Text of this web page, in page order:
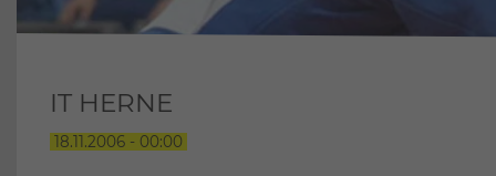
IT HERNE
18.11.2006 - 00:00